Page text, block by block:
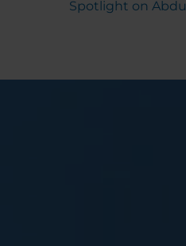
Spotlight on Abdul